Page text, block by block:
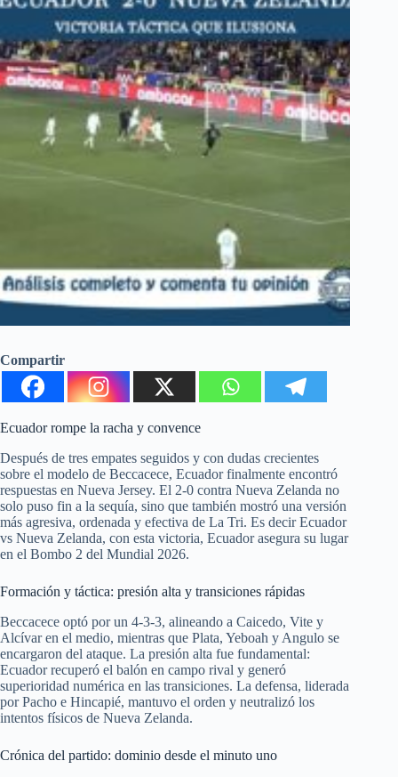
Compartir
Ecuador rompe la racha y convence
Después de tres empates seguidos y con dudas crecientes
sobre el modelo de Beccacece, Ecuador finalmente encontró
respuestas en Nueva Jersey. El 2-0 contra Nueva Zelanda no
solo puso fin a la sequía, sino que también mostró una versión
más agresiva, ordenada y efectiva de La Tri. Es decir Ecuador
vs Nueva Zelanda, con esta victoria, Ecuador asegura su lugar
en el Bombo 2 del Mundial 2026.
Formación y táctica: presión alta y transiciones rápidas
Beccacece optó por un 4-3-3, alineando a Caicedo, Vite y
Alcívar en el medio, mientras que Plata, Yeboah y Angulo se
encargaron del ataque. La presión alta fue fundamental:
Ecuador recuperó el balón en campo rival y generó
superioridad numérica en las transiciones. La defensa, liderada
por Pacho e Hincapié, mantuvo el orden y neutralizó los
intentos físicos de Nueva Zelanda.
Crónica del partido: dominio desde el minuto uno